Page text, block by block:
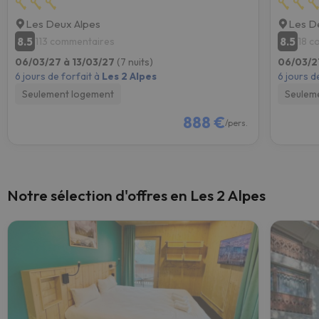
Les Deux Alpes
8.5 113 commentaires
06/03/27 à 13/03/27 (7 nuits)
6 jours de forfait à Les 2 Alpes
Seulement logement
888 €/pers.
Les
8.5 18
06/03/
6 jours
Notre sélection d'offres en Les 2 Alpes